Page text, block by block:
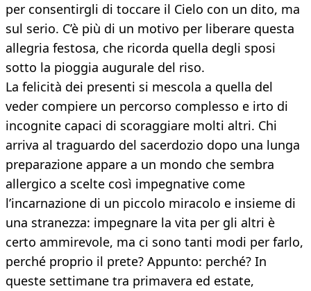
per consentirgli di toccare il Cielo con un dito, ma
sul serio. C’è più di un motivo per liberare questa
allegria festosa, che ricorda quella degli sposi
sotto la pioggia augurale del riso.
La felicità dei presenti si mescola a quella del
veder compiere un percorso complesso e irto di
incognite capaci di scoraggiare molti altri. Chi
arriva al traguardo del sacerdozio dopo una lunga
preparazione appare a un mondo che sembra
allergico a scelte così impegnative come
l’incarnazione di un piccolo miracolo e insieme di
una stranezza: impegnare la vita per gli altri è
certo ammirevole, ma ci sono tanti modi per farlo,
perché proprio il prete? Appunto: perché? In
queste settimane tra primavera ed estate,